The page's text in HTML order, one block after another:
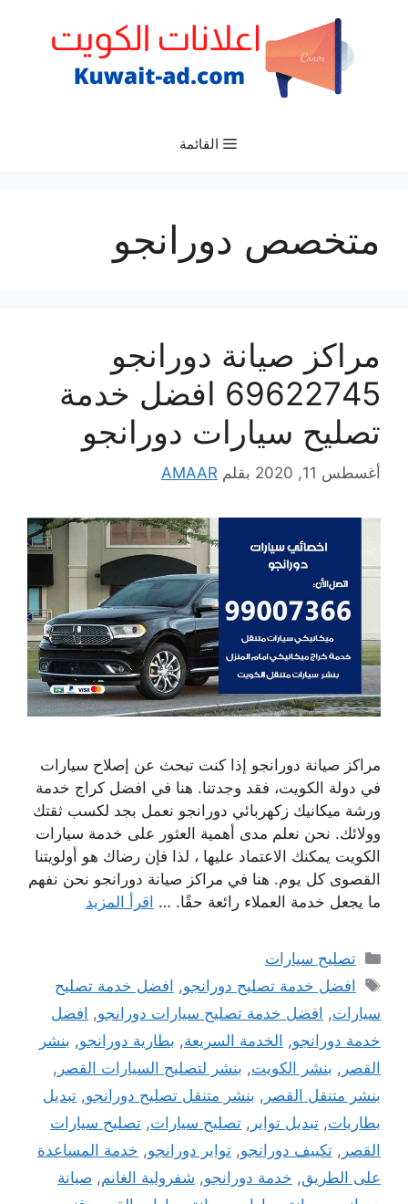
القائمة
متخصص دورانجو
مراكز صيانة دورانجو
69622745 افضل خدمة
تصليح سيارات دورانجو
أغسطس 11, 2020 بقلم AMAAR
مراكز صيانة دورانجو إذا كنت تبحث عن إصلاح سيارات
في دولة الكويت، فقد وجدتنا. هنا في افضل كراج خدمة
ورشة ميكانيك زكهربائي دورانجو نعمل بجد لكسب ثقتك
وولائك. نحن نعلم مدى أهمية العثور على خدمة سيارات
الكويت يمكنك الاعتماد عليها ، لذا فإن رضاك ​​هو أولويتنا
القصوى كل يوم. هنا في مراكز صيانة دورانجو نحن نفهم
ما يجعل خدمة العملاء رائعة حقًا. … اقرأ المزيد
التصنيفات
تصليح سيارات
الوسوم
افضل خدمة تصليح دورانجو, افضل خدمة تصليح
سيارات, افضل خدمة تصليح سيارات دورانجو, افضل
خدمة دورانجو, الخدمة السريعة, بطارية دورانجو, بنشر
القصر , بنشر الكويت, بنشر لتصليح السيارات القصر ,
بنشر متنقل القصر , بنشر متنقل تصليح دورانجو, تبديل
بطاريات, تبديل تواير , تصليح سيارات, تصليح سيارات
القصر , تكييف دورانجو, تواير دورانجو, خدمة المساعدة
على الطريق, خدمة دورانجو, شفرولية الغانم, صيانة